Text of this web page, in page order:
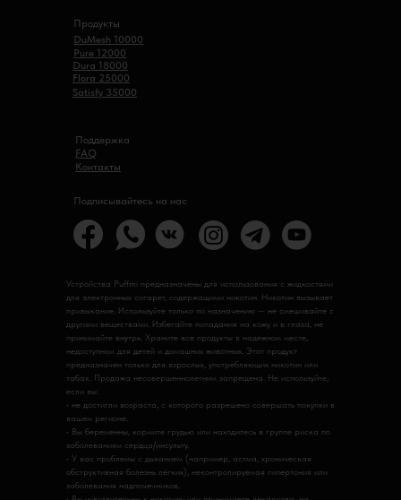
Поддержка
Подписывайтесь на нас
FAQ
Контакты
Продукты
Flora 25000
DuMesh 10000
Satisfy 35000
Pure 12000
Dura 18000
Устройства Puffmi предназначены для использования с жидкостями
для электронных сигарет, содержащими никотин. Никотин вызывает
привыкание. Используйте только по назначению — не смешивайте с
другими веществами. Избегайте попадания на кожу и в глаза, не
принимайте внутрь. Храните все продукты в надежном месте,
недоступном для детей и домашних животных. Этот продукт
предназначен только для взрослых, употребляющих никотин или
табак. Продажа несовершеннолетним запрещена. Не используйте,
если вы:
• не достигли возраста, с которого разрешено совершать покупки в
вашем регионе.
• Вы беременны, кормите грудью или находитесь в группе риска по
заболеваниям сердца/инсульту.
• У вас проблемы с дыханием (например, астма, хроническая
обструктивная болезнь лёгких), неконтролируемая гипертония или
заболевания надпочечников.